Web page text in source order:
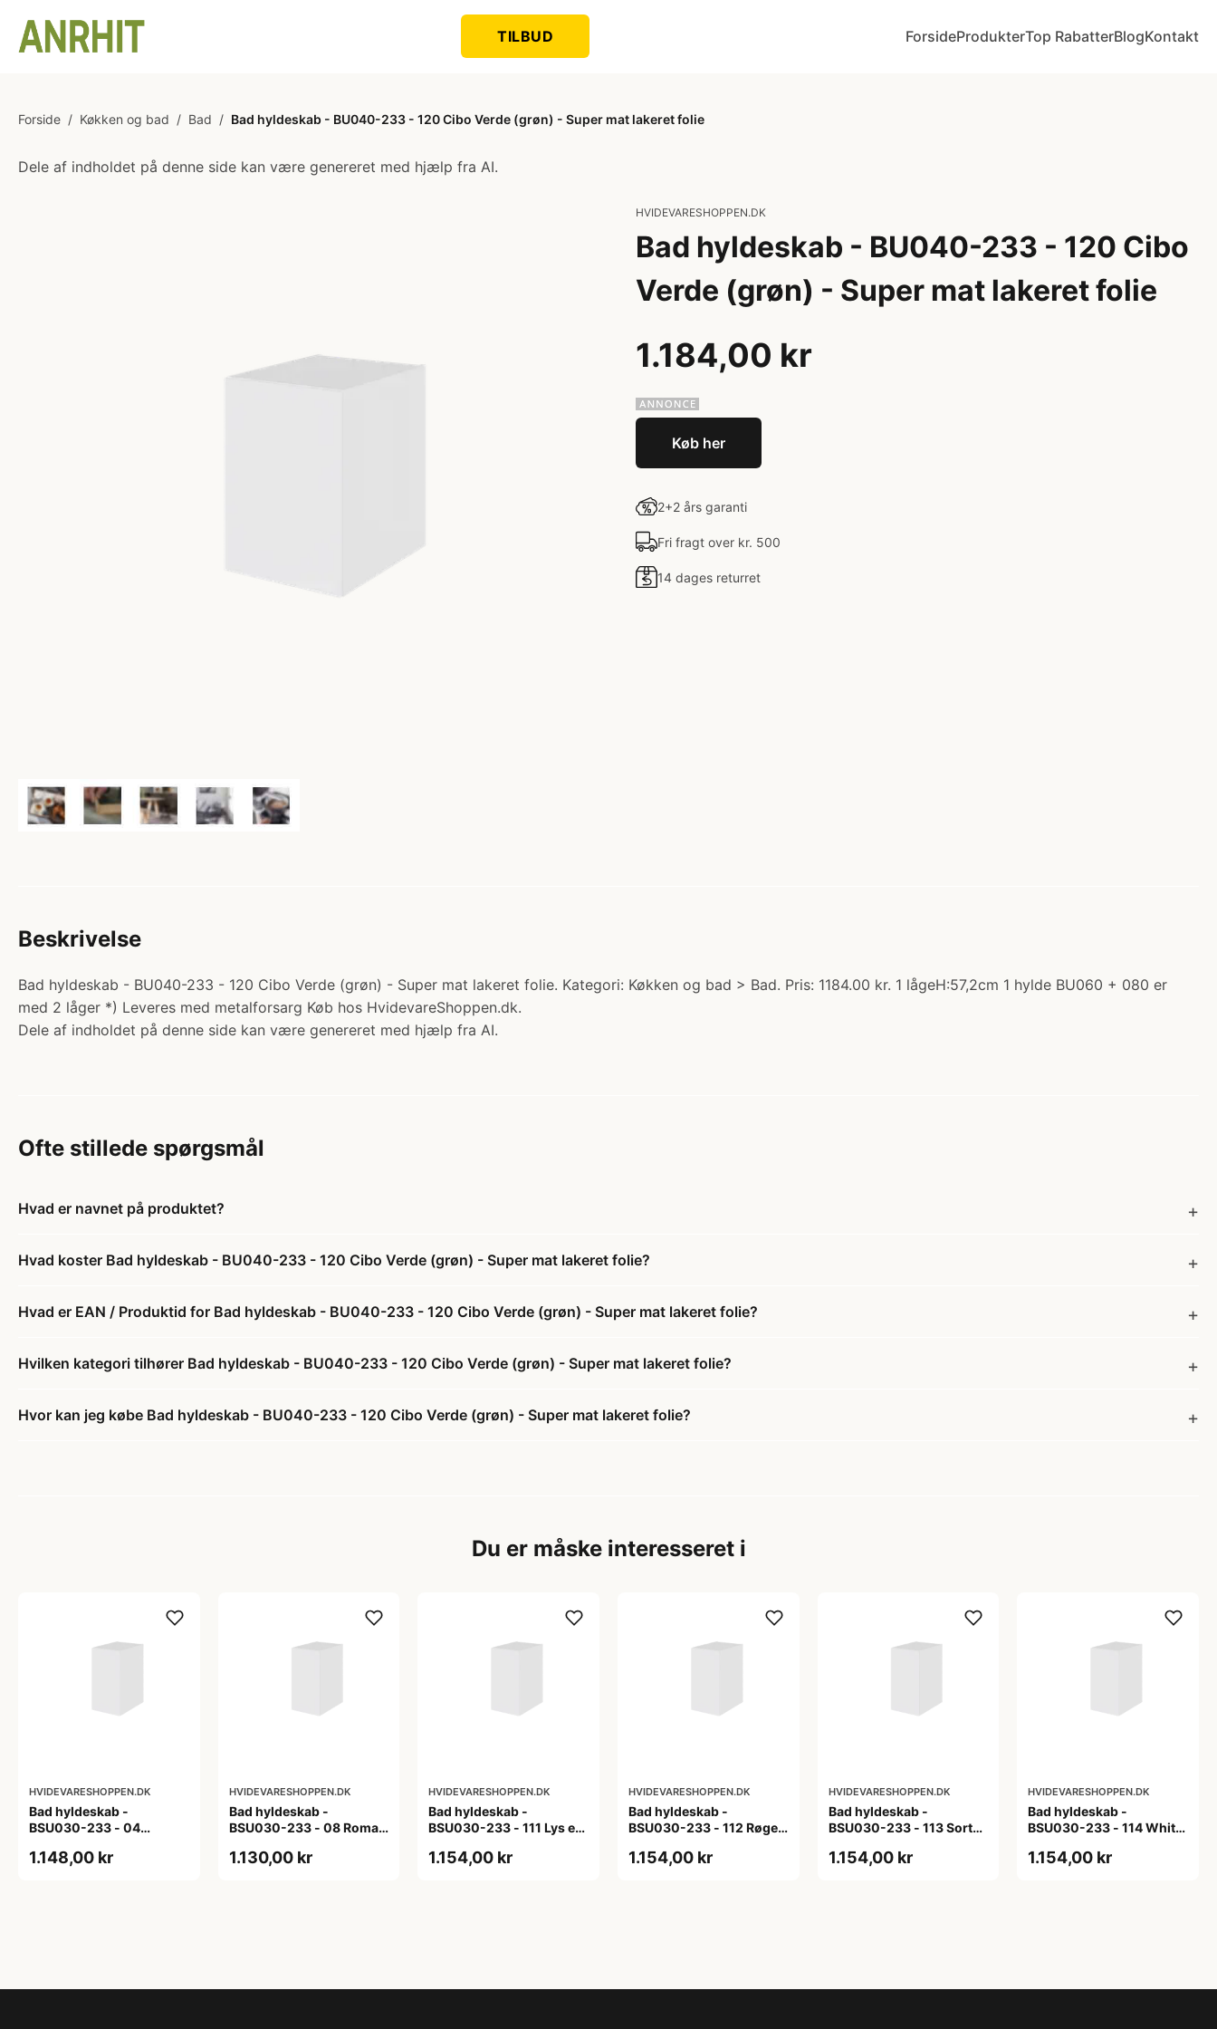
TILBUD ForsideProdukterTop RabatterBlogKontakt
Forside / Køkken og bad / Bad / Bad hyldeskab - BU040-233 - 120 Cibo Verde (grøn) - Super mat lakeret folie
Dele af indholdet på denne side kan være genereret med hjælp fra AI.
HVIDEVARESHOPPEN.DK
Bad hyldeskab - BU040-233 - 120 Cibo
Verde (grøn) - Super mat lakeret folie
1.184,00 kr
Køb her
2+2 års garanti
Fri fragt over kr. 500
14 dages returret
Beskrivelse
Bad hyldeskab - BU040-233 - 120 Cibo Verde (grøn) - Super mat lakeret folie. Kategori: Køkken og bad > Bad. Pris: 1184.00 kr. 1 lågeH:57,2cm 1 hylde BU060 + 080 er
med 2 låger *) Leveres med metalforsarg Køb hos HvidevareShoppen.dk.
Dele af indholdet på denne side kan være genereret med hjælp fra AI.
Ofte stillede spørgsmål
Hvad er navnet på produktet?
Hvad koster Bad hyldeskab - BU040-233 - 120 Cibo Verde (grøn) - Super mat lakeret folie?
Hvad er EAN / Produktid for Bad hyldeskab - BU040-233 - 120 Cibo Verde (grøn) - Super mat lakeret folie?
Hvilken kategori tilhører Bad hyldeskab - BU040-233 - 120 Cibo Verde (grøn) - Super mat lakeret folie?
Hvor kan jeg købe Bad hyldeskab - BU040-233 - 120 Cibo Verde (grøn) - Super mat lakeret folie?
Du er måske interesseret i
HVIDEVARESHOPPEN.DK
Bad hyldeskab -
BSU030-233 - 04
1.148,00 kr
HVIDEVARESHOPPEN.DK
Bad hyldeskab -
BSU030-233 - 08 Roma -
1.130,00 kr
HVIDEVARESHOPPEN.DK
Bad hyldeskab -
BSU030-233 - 111 Lys eg
1.154,00 kr
HVIDEVARESHOPPEN.DK
Bad hyldeskab -
BSU030-233 - 112 Røget
1.154,00 kr
HVIDEVARESHOPPEN.DK
Bad hyldeskab -
BSU030-233 - 113 Sort
1.154,00 kr
HVIDEVARESHOPPEN.DK
Bad hyldeskab -
BSU030-233 - 114 White
ABS-kant
1.154,00 kr